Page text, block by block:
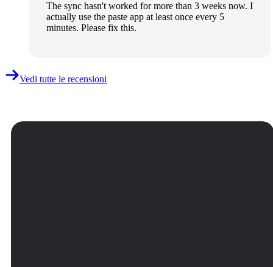
The sync hasn't worked for more than 3 weeks now. I
actually use the paste app at least once every 5
minutes. Please fix this.
Vedi tutte le recensioni